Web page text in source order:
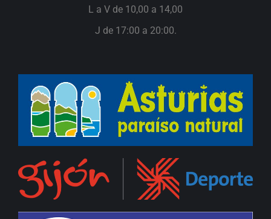
L a V de 10,00 a 14,00
J de 17:00 a 20:00.